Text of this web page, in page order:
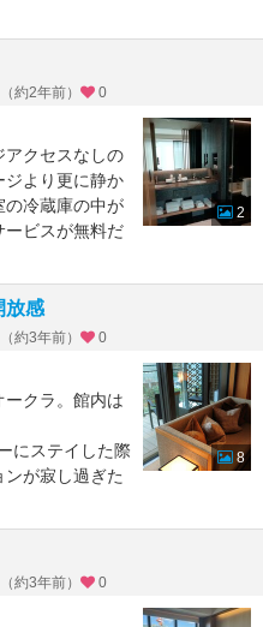
約2年前） 0
アクセスなしの
ジより更に静か
の冷蔵庫の中が
ービスが無料だ
2
放感
約3年前） 0
クラ。館内は
にステイした際
が寂し過ぎた
8
約3年前） 0